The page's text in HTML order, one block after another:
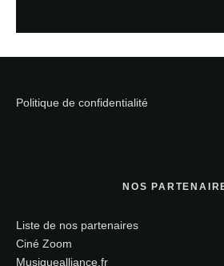
Politique de confidentialité
NOS
Liste de nos partenaires
Ciné Zoom
Musiquealliance.fr